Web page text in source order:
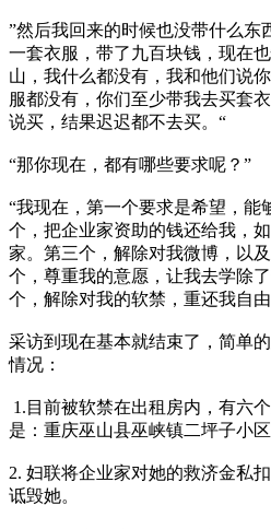
”然后我回来的时候也没带什么东
一套衣服，带了九百块钱，现在
山，我什么都没有，我和他们说
服都没有，你们至少带我去买套
说买，结果迟迟都不去买。“
“那你现在，都有哪些要求呢？”
“我现在，第一个要求是希望，能
个，把企业家资助的钱还给我，
家。第三个，解除对我微博，以
个，尊重我的意愿，让我去学除
个，解除对我的软禁，重还我自
采访到现在基本就结束了，简单
情况：
1.目前被软禁在出租房内，有六
是：重庆巫山县巫峡镇二坪子小区
2. 妇联将企业家对她的救济金私
诋毁她。